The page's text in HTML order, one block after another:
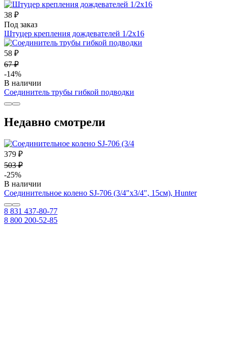
38 ₽
Под заказ
Штуцер крепления дождевателей 1/2х16
58 ₽
67 ₽
-14%
В наличии
Соединитель трубы гибкой подводки
Недавно смотрели
379 ₽
503 ₽
-25%
В наличии
Соединительное колено SJ-706 (3/4"х3/4", 15см), Hunter
8 831 437-80-77
8 800 200-52-85